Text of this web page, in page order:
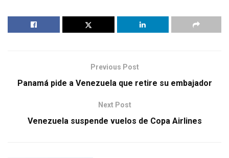
Previous Post
Panamá pide a Venezuela que retire su embajador
Next Post
Venezuela suspende vuelos de Copa Airlines